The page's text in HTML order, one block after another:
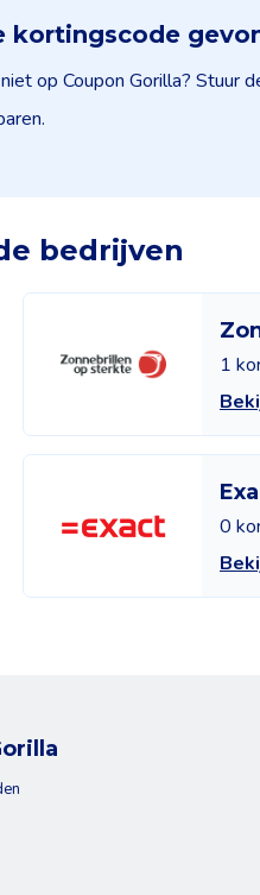
kortingscode
op Coupon Gorilla? Stuur
bedrijven
1
0